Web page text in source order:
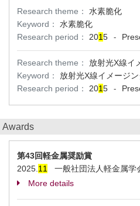
Research theme：
水素脆化
Keyword：
水素脆化
Research period：
2015 -
Research theme：
放射光X線イ
Keyword：
放射光X線イメージ
Research period：
2015 -
Awards
第43回軽金属奨励賞
2025. 1 1
一般社団法人軽金属学
More details